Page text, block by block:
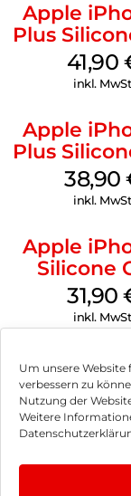
Um unsere
verbessern zu
Nutzung der
Weitere
Apple
Plus
MagSafe
Gray
41,90
inkl.
Apple
Plus
MagSafe
38,90
inkl.
Apple
Silicone
MagSafe
31,90
inkl.
Impressum